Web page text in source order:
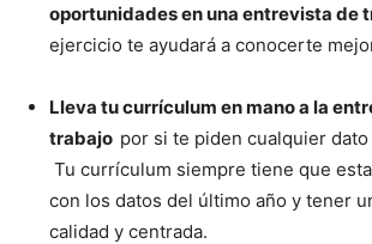
oportunidades en una entrevista de
ejercicio te ayudará a conocerte
Lleva tu currículum en mano a la
trabajo por si te piden cualquier
Tu currículum siempre tiene que
con los datos del último año y tener
calidad y centrada.